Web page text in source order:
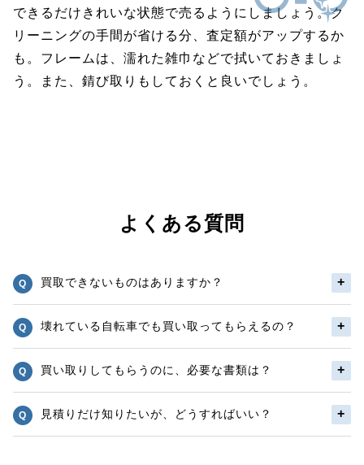
できるだけきれいな状態で売るようにしましょう。ク
リーニングの手間が省ける分、査定額がアップするか
も。フレームは、濡れた雑巾などで拭いておきましょ
う。また、錆び取りもしておくと良いでしょう。
よくある質問
買取できないものはありますか？
壊れている自転車でも買い取ってもらえるの？
買い取りしてもらうのに、必要な書類は？
見積りだけ知りたいが、どうすればいい？